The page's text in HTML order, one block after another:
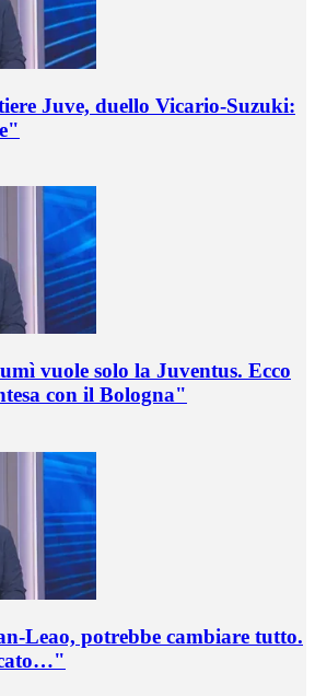
Juve, duello Vicario-Suzuki:
vuole solo la Juventus. Ecco
con il Bologna"
Leao, potrebbe cambiare tutto.